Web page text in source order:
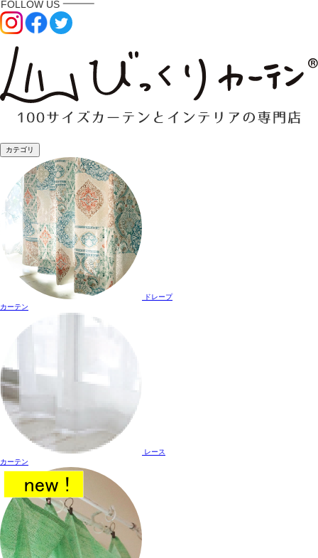
カテゴリ
ドレープ
カーテン
レース
カーテン